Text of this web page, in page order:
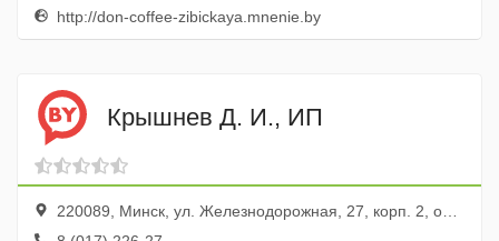
http://don-coffee-zibickaya.mnenie.by
Крышнев Д. И., ИП
220089, Минск, ул. Железнодорожная, 27, корп. 2, офис 407